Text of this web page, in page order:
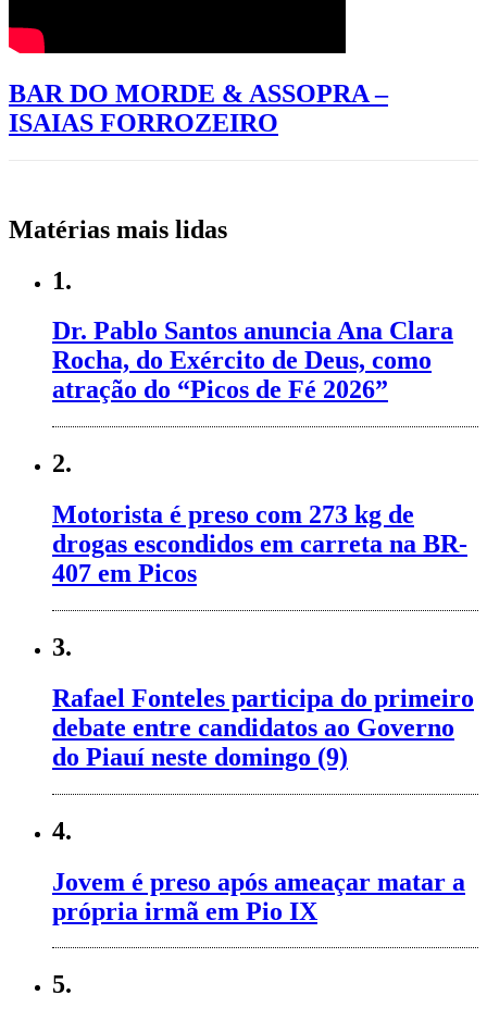
BAR DO MORDE & ASSOPRA –
ISAIAS FORROZEIRO
Matérias mais lidas
1.
Dr. Pablo Santos anuncia Ana Clara
Rocha, do Exército de Deus, como
atração do “Picos de Fé 2026”
2.
Motorista é preso com 273 kg de
drogas escondidos em carreta na BR-
407 em Picos
3.
Rafael Fonteles participa do primeiro
debate entre candidatos ao Governo
do Piauí neste domingo (9)
4.
Jovem é preso após ameaçar matar a
própria irmã em Pio IX
5.